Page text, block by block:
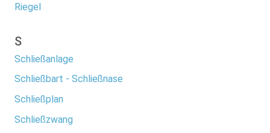
Riegel
S
Schließanlage
Schließbart - Schließnase
Schließplan
Schließzwang